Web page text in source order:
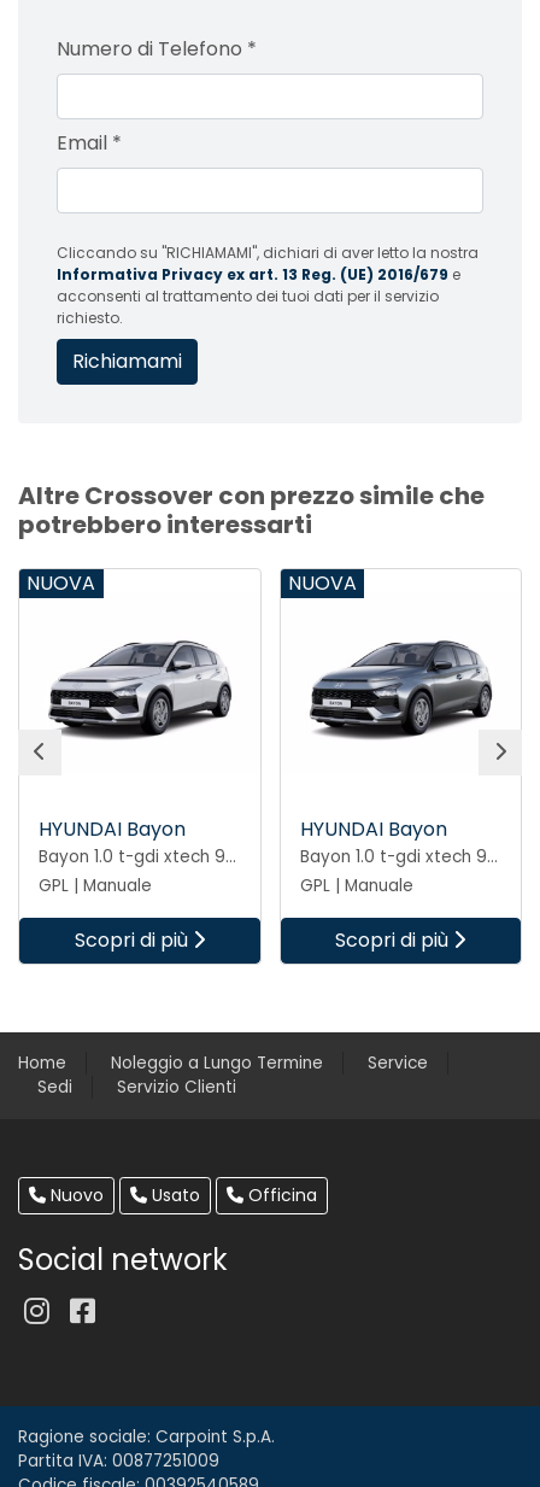
Numero di Telefono *
Email *
Cliccando su "RICHIAMAMI", dichiari di aver letto la nostra
Informativa Privacy ex art. 13 Reg. (UE) 2016/679 e
acconsenti al trattamento dei tuoi dati per il servizio
richiesto.
Altre Crossover con prezzo simile che
potrebbero interessarti
NUOVA
HYUNDAI Bayon
Bayon 1.0 t-gdi xtech 90cv mt GPL
GPL | Manuale
Scopri di più
NUOVA
HYUNDAI Bayon
Bayon 1.0 t-gdi xtech 90cv mt GPL
GPL | Manuale
Scopri di più
Home Noleggio a Lungo Termine
Service
Sedi
Servizio Clienti
Nuovo Usato Officina
Social network
Ragione sociale: Carpoint S.p.A.
Partita IVA: 00877251009